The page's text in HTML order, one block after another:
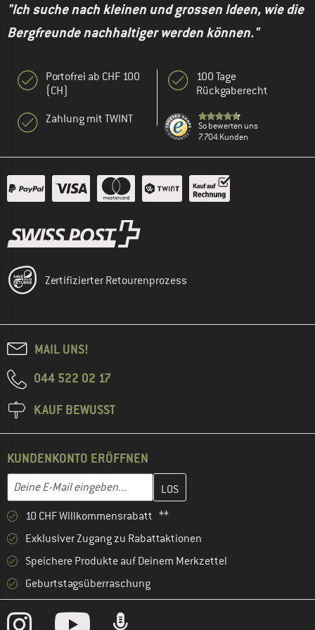
"Ich suche nach kleinen und grossen Ideen, wie die
Bergfreunde nachhaltiger werden können."
Portofrei ab CHF 100
(CH)
Zahlung mit TWINT
100 Tage
Rückgaberecht
So bewerten uns
7.704 Kunden
Zertifizierter Retourenprozess
MAIL UNS!
044 522 02 17
KAUF BEWUSST
KUNDENKONTO ERÖFFNEN
E-Mail-Adresse
Gib hier deine E-Mail-Adresse ein und erstelle im nächsten
10 CHF Willkommensrabatt **
Exklusiver Zugang zu Rabattaktionen
Speichere Produkte auf Deinem Merkzettel
Geburtstagsüberraschung